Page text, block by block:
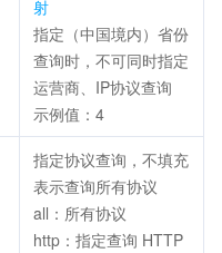
射
指定（中国境内）省份
查询时，不可同时指定
运营商、IP协议查询
示例值：4
指定协议查询，不填充
表示查询所有协议
all：所有协议
http：指定查询 HTTP